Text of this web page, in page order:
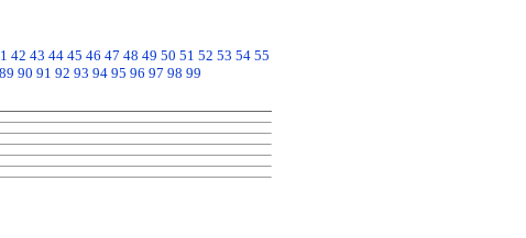
42 43 44 45 46 47 48 49 50 51 52 53 54 55
89 90 91 92 93 94 95 96 97 98 99